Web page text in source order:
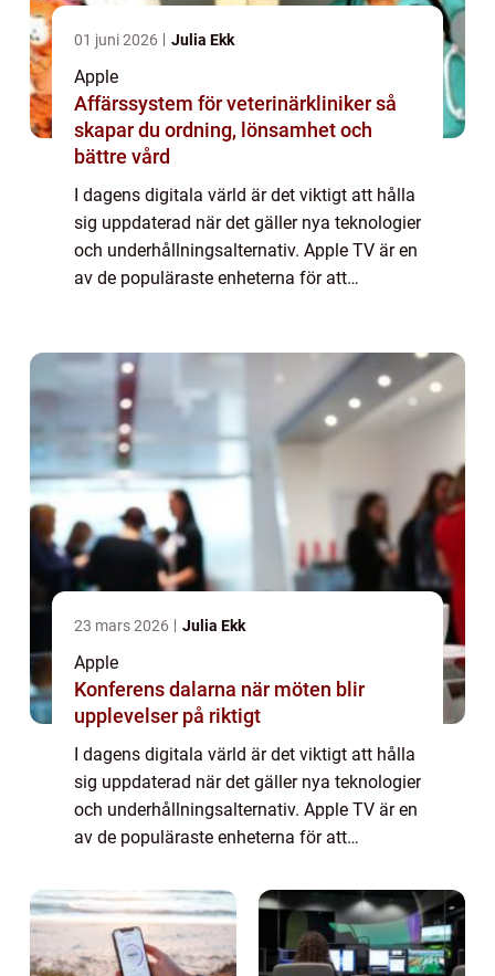
01 juni 2026 Julia Ekk
Apple
Affärssystem för veterinärkliniker så
skapar du ordning, lönsamhet och
bättre vård
I dagens digitala värld är det viktigt att hålla
sig uppdaterad när det gäller nya teknologier
och underhållningsalternativ. Apple TV är en
av de populäraste enheterna för att
23 mars 2026 Julia Ekk
Apple
Konferens dalarna när möten blir
upplevelser på riktigt
I dagens digitala värld är det viktigt att hålla
sig uppdaterad när det gäller nya teknologier
och underhållningsalternativ. Apple TV är en
av de populäraste enheterna för att
möjlighet att njuta av en mängd ol...